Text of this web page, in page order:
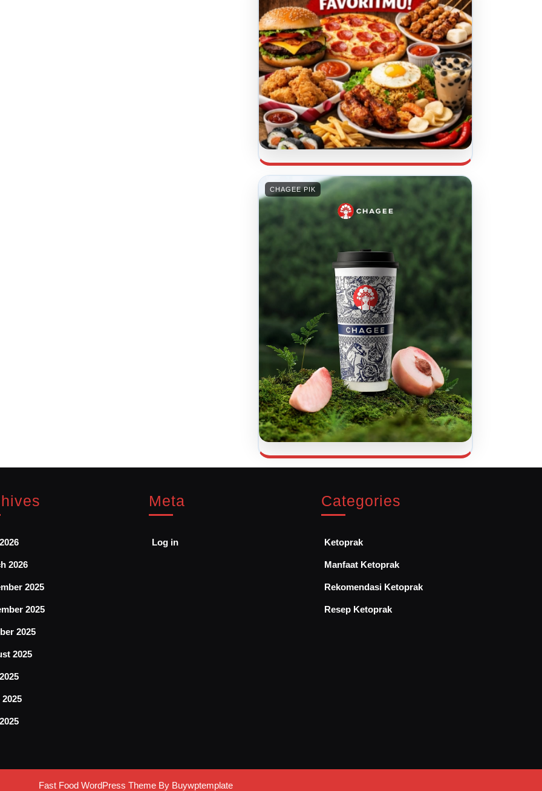
CHAGEE PIK
2026
2025
2025
2025
2025
Meta
Log in
Categories
Ketoprak
Manfaat Ketoprak
Rekomendasi Ketoprak
Resep Ketoprak
Fast Food WordPress ThemeBy Buywptemplate